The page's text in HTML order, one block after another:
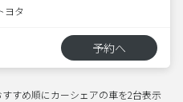
ヨタ
予約へ
すめ順にカーシェアの車を2台表示